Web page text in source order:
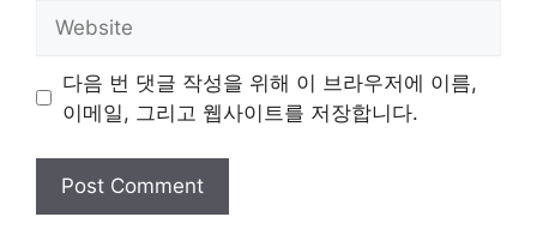
다음 번 댓글 작성을 위해 이 브라우저에 이름,
이메일, 그리고 웹사이트를 저장합니다.